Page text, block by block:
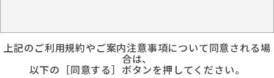
上記のご利用規約やご案内注意事項について同意される場
合は、
以下の［同意する］ボタンを押してください。